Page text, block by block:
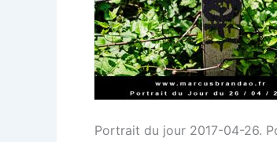
Portrait du jour 2017-04-26.